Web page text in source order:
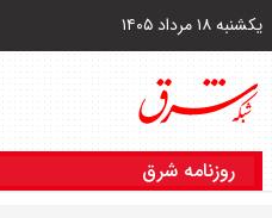
یکشنبه ۱۸ مرداد ۱۴۰۵
روزنامه شرق